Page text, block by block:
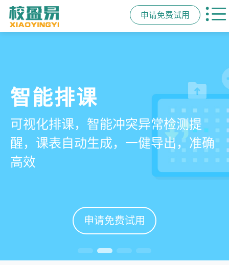
申请免费试用
管学校，用校盈易
培训机构教务管理系
统
有效提升运营管理效率45%
申请免费试用
智能排课
可视化排课，智能冲突异常检测提
醒，课表自动生成，一健导出，准确
高效
申请免费试用
课时统计
学员签到同步扣减课时，老师带课量
自动统计、汇总，数据清晰可查免扯
皮
申请免费试用
家校互动
一部手机链接教师、学员、家长，沟
通互动零距离，服务贴心铸口碑促续
费
申请免费试用